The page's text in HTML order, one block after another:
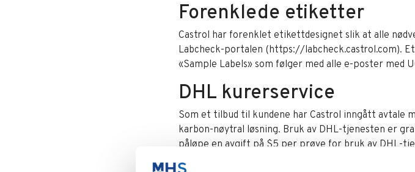
Forenklede etiketter
Castrol har forenklet etikettdesignet slik at alle
Labcheck-portalen (https://labcheck.castrol.com).
«Sample Labels» som følger med alle e-poster med
DHL kurerservice
Som et tilbud til kundene har Castrol inngått avtale
karbon-nøytral løsning. Bruk av DHL-tjenesten er
påløpe en avgift på $5 per prøve for bruk av DHL-